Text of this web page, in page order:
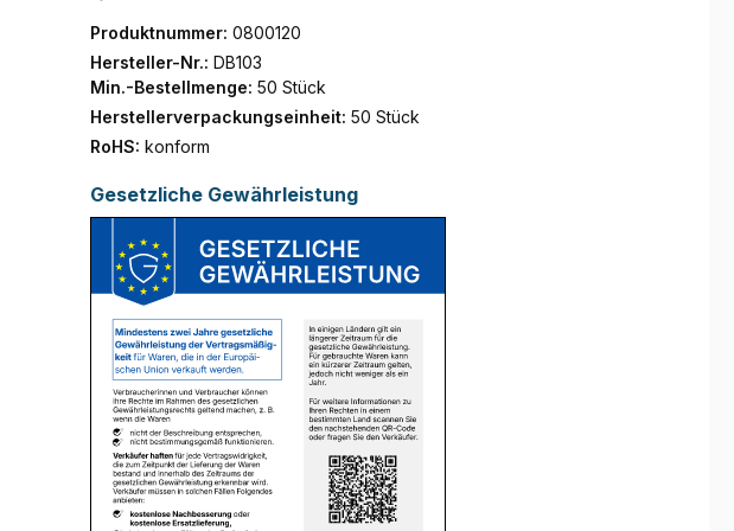
Produktnummer: 0800120
Hersteller-Nr.: DB103
Min.-Bestellmenge: 50 Stück
Herstellerverpackungseinheit: 50 Stück
RoHS: konform
Gesetzliche Gewährleistung